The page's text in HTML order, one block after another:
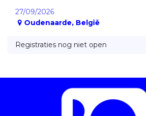
27/09/2026
Oudenaarde, België
Registraties nog niet open